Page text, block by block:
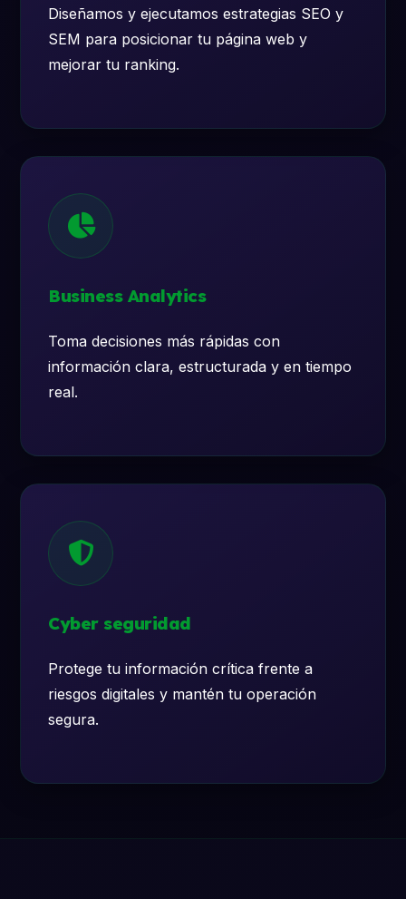
Diseñamos y ejecutamos estrategias SEO y
SEM para posicionar tu página web y
mejorar tu ranking.
Business Analytics
Toma decisiones más rápidas con
información clara, estructurada y en tiempo
real.
Cyber seguridad
Protege tu información crítica frente a
riesgos digitales y mantén tu operación
segura.